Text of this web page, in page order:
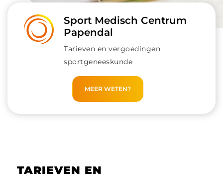
Sport Medisch Centrum
Papendal
Tarieven en vergoedingen
sportgeneeskunde
MEER WETEN?
TARIEVEN EN